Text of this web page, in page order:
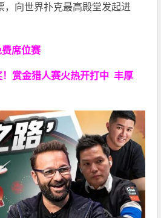
，向世界扑克最高殿堂发起进
席位赛
赏金猎人赛火热开打中 丰厚